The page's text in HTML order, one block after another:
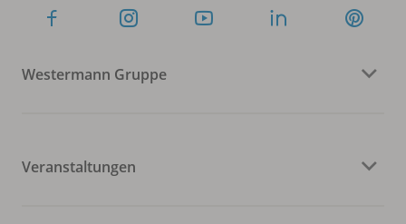
Westermann Gruppe
Veranstaltungen